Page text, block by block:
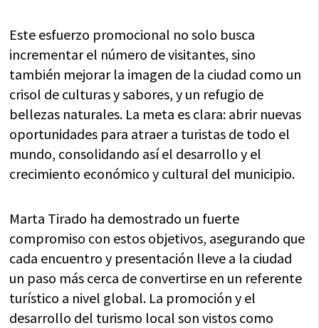
Este esfuerzo promocional no solo busca
incrementar el número de visitantes, sino
también mejorar la imagen de la ciudad como un
crisol de culturas y sabores, y un refugio de
bellezas naturales. La meta es clara: abrir nuevas
oportunidades para atraer a turistas de todo el
mundo, consolidando así el desarrollo y el
crecimiento económico y cultural del municipio.
Marta Tirado ha demostrado un fuerte
compromiso con estos objetivos, asegurando que
cada encuentro y presentación lleve a la ciudad
un paso más cerca de convertirse en un referente
turístico a nivel global. La promoción y el
desarrollo del turismo local son vistos como